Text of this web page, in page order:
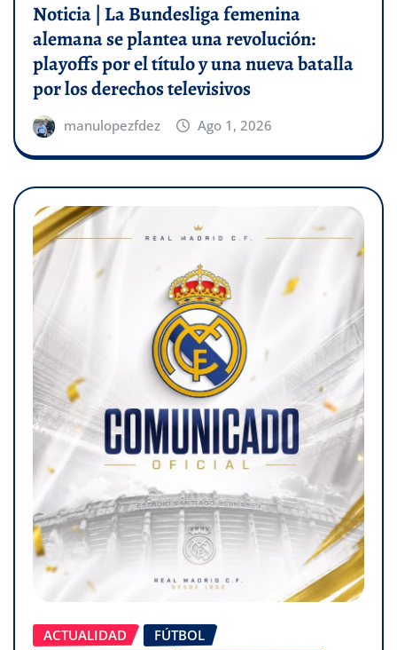
Noticia | La Bundesliga femenina
alemana se plantea una revolución:
playoffs por el título y una nueva batalla
por los derechos televisivos
manulopezfdez Ago 1, 2026
ACTUALIDAD
FÚTBOL